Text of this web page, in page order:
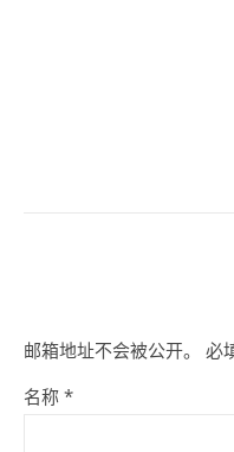
邮箱地址不会被公开。 必
名称 *